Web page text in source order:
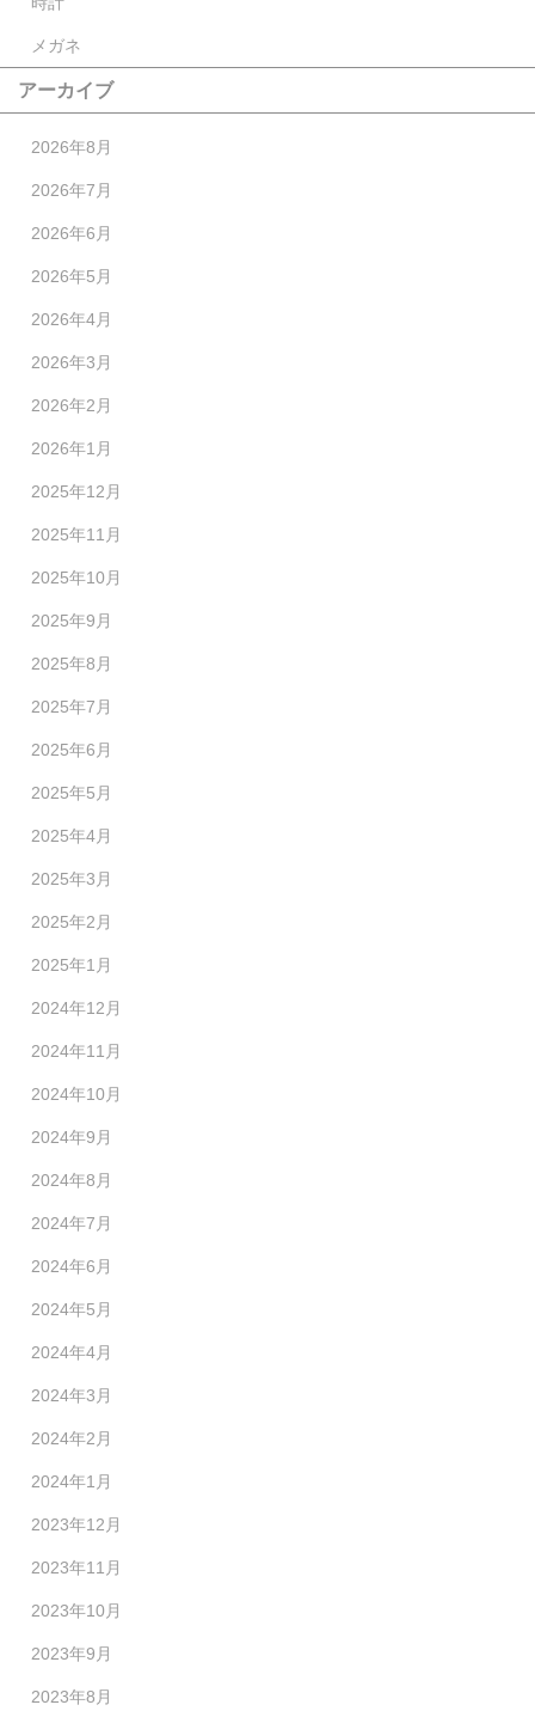
メガネ
アーカイブ
2026年8月
2026年7月
2026年6月
2026年5月
2026年4月
2026年3月
2026年2月
2026年1月
2025年12月
2025年11月
2025年10月
2025年9月
2025年8月
2025年7月
2025年6月
2025年5月
2025年4月
2025年3月
2025年2月
2025年1月
2024年12月
2024年11月
2024年10月
2024年9月
2024年8月
2024年7月
2024年6月
2024年5月
2024年4月
2024年3月
2024年2月
2024年1月
2023年12月
2023年11月
2023年10月
2023年9月
2023年8月